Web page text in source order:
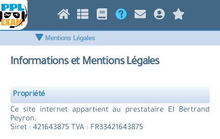
Informations et Mentions Légales
Propriété
Ce site internet appartient au prestataire EI Bertrand
Peyron.
Siret : 421643875 TVA : FR33421643875